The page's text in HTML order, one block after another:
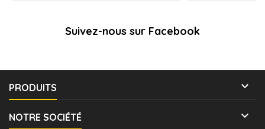
Suivez-nous sur Facebook
PRODUITS 
NOTRE SOCIÉTÉ 